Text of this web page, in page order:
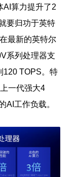
AI算力提升了2
要归功于英特
在最新的英特尔
系列处理器支
TOPS。 特
一代强大4
AI工作负载。